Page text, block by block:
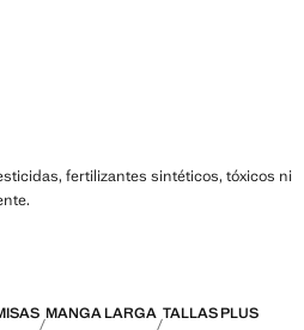
fertilizantes sintéticos, tóxicos ni
MANGA LARGA TALLAS PLUS